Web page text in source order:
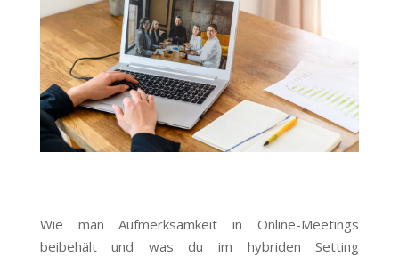
Wie man Aufmerksamkeit in Online-Meetings
beibehält und was du im hybriden Setting